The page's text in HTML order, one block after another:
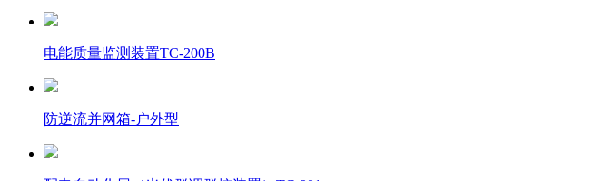
电能质量监测装置TC-200B
防逆流并网箱-户外型